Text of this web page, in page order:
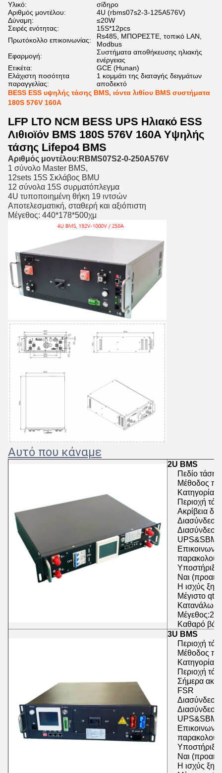
Υλικό:
σίδηρο
Αριθμός μοντέλου:
4U (rbms07s2-3-125A576V)
Δύναμη:
≤20W
Σειρές ενότητας:
15S*12pcs
Πρωτόκολλο επικοινωνίας:
Rs485, ΜΠΟΡΕΣΤΕ, τοπικό LAN,
Modbus
Εφαρμογή:
Συστήματα αποθήκευσης ηλιακής
ενέργειας
Ετικέτα:
GCE (Hunan)
Ελάχιστη ποσότητα
παραγγελίας:
1 κομμάτι της διαταγής δειγμάτων
αποδεκτό
BESS ESS υψηλής τάσης BMS, ιόντα λιθίου BMS συστήματα
180S 576V 160A
LFP LTO NCM BESS UPS Ηλιακό ESS
Λιθιοϊόν BMS 180S 576V 160A Υψηλής
τάσης Lifepo4 BMS
Αριθμός μοντέλου:RBMS07S2-0-250A576V
1 σύνολο Master BMS,
12sets 15S Σκλάβος BMU
12 σύνολα 15S συρματόπλεγμα
4U τυποποιημένη θήκη 19 ιντσών
Αποτελεσματική, σταθερή και αξιόπιστη
Μέγεθος: 440*178*500χμ
Αυτό που κάναμε
2U BMS
Πεδίο
Μέθοδος
Κατηγορία
Περιοχή
Ακρίβεια
Διασύνδεση
Υποστήριξη
Ναι
Η ισχύς
Μέγιστο
Κατανάλωση
Καθαρό
3U BMS
Περιοχή
Μέθοδος
Κατηγορία
Περιοχή
Σήμερα
FSR
Διασύνδεση
Υποστήριξη
Ναι
Η ισχύς